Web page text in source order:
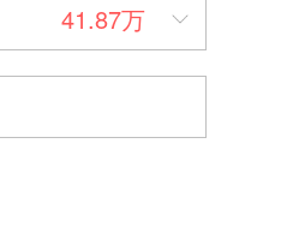
41.87万